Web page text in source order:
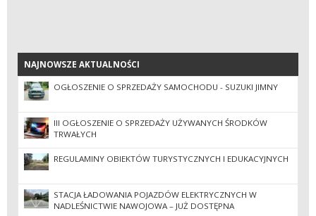
NAJNOWSZE AKTUALNOŚCI
NAJNOWSZE AKTUALNOŚCI
OGŁOSZENIE O SPRZEDAŻY SAMOCHODU - SUZUKI JIMNY
III OGŁOSZENIE O SPRZEDAŻY UŻYWANYCH ŚRODKÓW
TRWAŁYCH
REGULAMINY OBIEKTÓW TURYSTYCZNYCH I EDUKACYJNYCH
STACJA ŁADOWANIA POJAZDÓW ELEKTRYCZNYCH W
NADLEŚNICTWIE NAWOJOWA – JUŻ DOSTĘPNA